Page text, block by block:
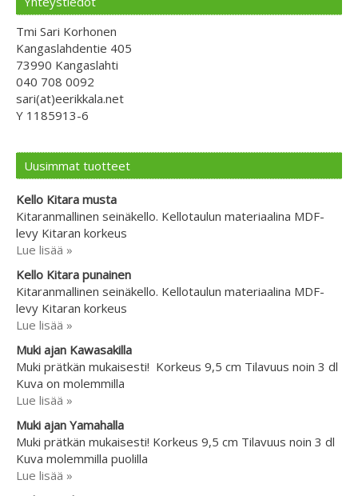
Tmi Sari Korhonen
Kangaslahdentie 405
73990 Kangaslahti
040 708 0092
sari(at)eerikkala.net
Y 1185913-6
Uusimmat tuotteet
Kello Kitara musta
Kitaranmallinen seinäkello. Kellotaulun materiaalina MDF-
levy Kitaran korkeus
Lue lisää »
Kello Kitara punainen
Kitaranmallinen seinäkello. Kellotaulun materiaalina MDF-
levy Kitaran korkeus
Lue lisää »
Muki ajan Kawasakilla
Muki prätkän mukaisesti! Korkeus 9,5 cm Tilavuus noin 3 dl
Kuva on molemmilla
Lue lisää »
Muki ajan Yamahalla
Muki prätkän mukaisesti! Korkeus 9,5 cm Tilavuus noin 3 dl
Kuva molemmilla puolilla
Lue lisää »